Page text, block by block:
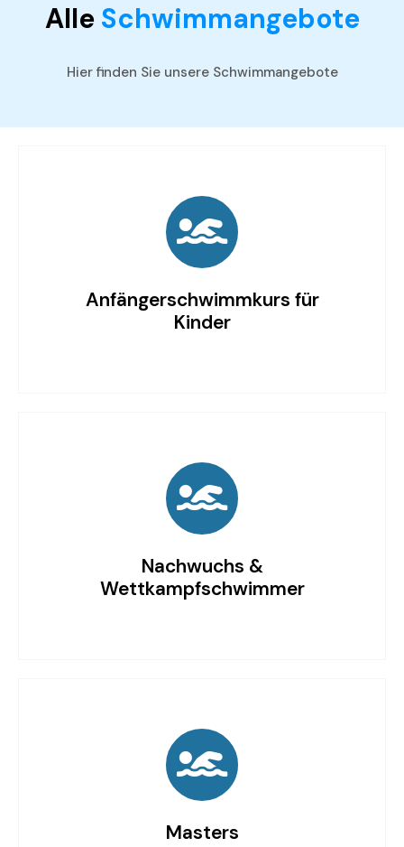
Alle Schwimmangebote
Hier finden Sie unsere Schwimmangebote
Anfängerschwimmkurs für
Kinder
Nachwuchs &
Wettkampfschwimmer
Masters